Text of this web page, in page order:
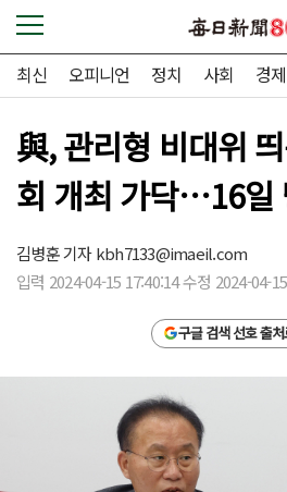
최신 오피니언 정치 사회 경제
與, 관리형 비대위
회 개최 가닥…16일
김병훈 기자kbh7133@imaeil.com
입력 2024-04-15 17:40:14 수정 2024-04-
구글 검색 선호 출